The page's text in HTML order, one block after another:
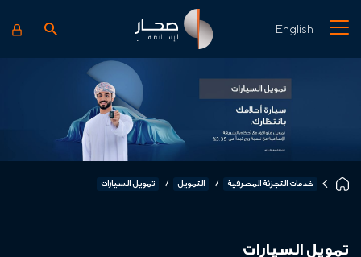
English
خدمات التجزئة المصرفية التمويل تمويل السيارات
تمويل السيارات